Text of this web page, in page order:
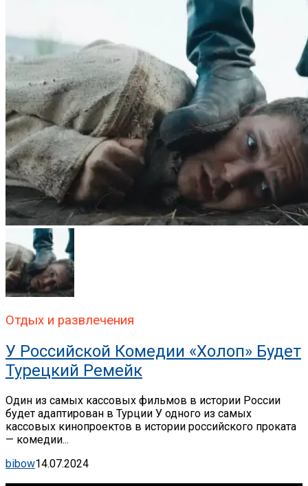
Отдых и развлечения
У Российской Комедии «Холоп» Будет
Турецкий Ремейк
Один из самых кассовых фильмов в истории России
будет адаптирован в Турции У одного из самых
кассовых кинопроектов в истории российского проката
— комедии...
bibow14.07.2024